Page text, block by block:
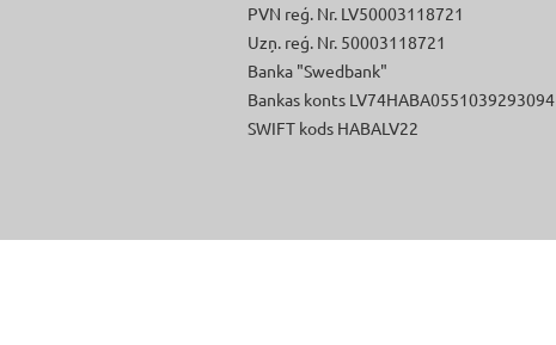
PVN reģ. Nr. LV50003118721
Uzņ. reģ. Nr. 50003118721
Banka "Swedbank"
Bankas konts LV74HABA0551039293094
SWIFT kods HABALV22